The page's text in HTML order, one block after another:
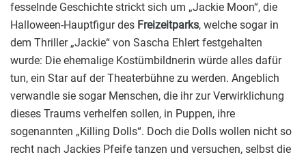
fesselnde Geschichte strickt sich um „Jackie Moon“, die
Halloween-Hauptfigur des Freizeitparks, welche sogar in
dem Thriller „Jackie“ von Sascha Ehlert festgehalten
wurde: Die ehemalige Kostümbildnerin würde alles dafür
tun, ein Star auf der Theaterbühne zu werden. Angeblich
verwandle sie sogar Menschen, die ihr zur Verwirklichung
dieses Traums verhelfen sollen, in Puppen, ihre
sogenannten „Killing Dolls“. Doch die Dolls wollen nicht so
recht nach Jackies Pfeife tanzen und versuchen, selbst die